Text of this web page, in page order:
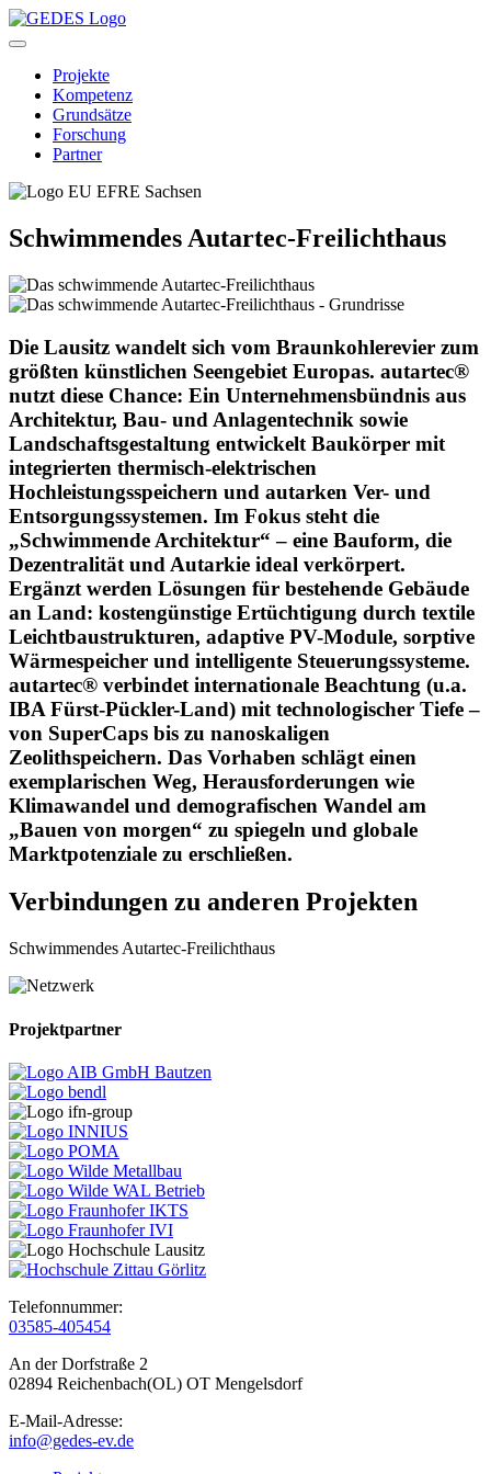
Projekte
Kompetenz
Grundsätze
Forschung
Partner
Schwimmendes Autartec-Freilichthaus
Die Lausitz wandelt sich vom Braunkohlerevier zum
größten künstlichen Seengebiet Europas. autartec®
nutzt diese Chance: Ein Unternehmensbündnis aus
Architektur, Bau- und Anlagentechnik sowie
Landschaftsgestaltung entwickelt Baukörper mit
integrierten thermisch-elektrischen
Hochleistungsspeichern und autarken Ver- und
Entsorgungssystemen. Im Fokus steht die
„Schwimmende Architektur“ – eine Bauform, die
Dezentralität und Autarkie ideal verkörpert.
Ergänzt werden Lösungen für bestehende Gebäude
an Land: kostengünstige Ertüchtigung durch textile
Leichtbaustrukturen, adaptive PV-Module, sorptive
Wärmespeicher und intelligente Steuerungssysteme.
autartec® verbindet internationale Beachtung (u.a.
IBA Fürst-Pückler-Land) mit technologischer Tiefe –
von SuperCaps bis zu nanoskaligen
Zeolithspeichern. Das Vorhaben schlägt einen
exemplarischen Weg, Herausforderungen wie
Klimawandel und demografischen Wandel am
„Bauen von morgen“ zu spiegeln und globale
Marktpotenziale zu erschließen.
Verbindungen zu anderen Projekten
Schwimmendes Autartec-Freilichthaus
Projektpartner
Telefonnummer:
03585-405454
An der Dorfstraße 2
02894 Reichenbach(OL) OT Mengelsdorf
E-Mail-Adresse:
info@gedes-ev.de